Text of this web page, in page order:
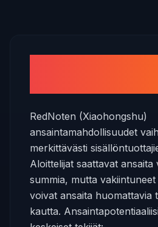
RedNoten (Xiaohongshu)
ansaintamahdollisuudet
merkittävästi
Aloittelijat saattavat ansaita
summia, mutta
voivat ansaita huomattavia
kautta.